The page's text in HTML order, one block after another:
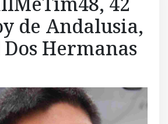
o
n
de Andalusia,
Hermanas